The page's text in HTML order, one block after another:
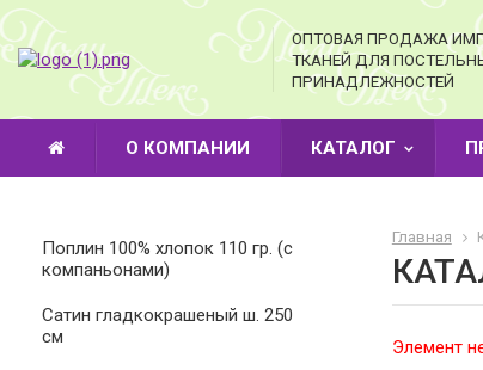
ОПТОВАЯ ПРОДАЖА
ТКАНЕЙ ДЛЯ
ПРИНАДЛЕЖНОСТЕЙ
О КОМПАНИИ КАТАЛОГ
Поплин 100% хлопок 110 гр. (с
компаньонами)
Cатин гладкокрашеный ш. 250
см
Главная
Элемент